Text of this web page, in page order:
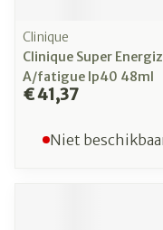
Clinique
Clinique Super
A/fatigue Ip40 48ml
€ 41,37
Niet